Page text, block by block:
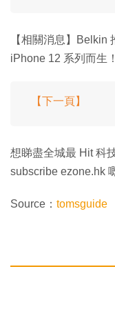
【相關消息】Belkin
iPhone 12 系列而生！
【下一頁】
想睇盡全城最 Hit 科
subscribe ezone.hk
Source： tomsguide